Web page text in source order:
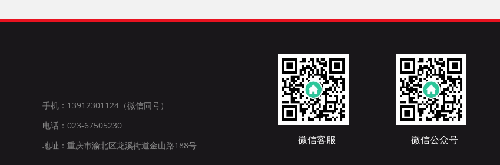
手机：13912301124（微信同号）
电话：023-67505230
地址：重庆市渝北区龙溪街道金山路188号
微信客服 微信公众号